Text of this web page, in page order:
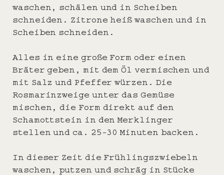
waschen, schälen und in Scheiben
schneiden. Zitrone heiß waschen und in
Scheiben schneiden.
Alles in eine große Form oder einen
Bräter geben, mit dem Öl vermischen und
mit Salz und Pfeffer würzen. Die
Rosmarinzweige unter das Gemüse
mischen, die Form direkt auf den
Schamottstein in den Merklinger
stellen und ca. 25-30 Minuten backen.
In dieser Zeit die Frühlingszwiebeln
waschen, putzen und schräg in Stücke